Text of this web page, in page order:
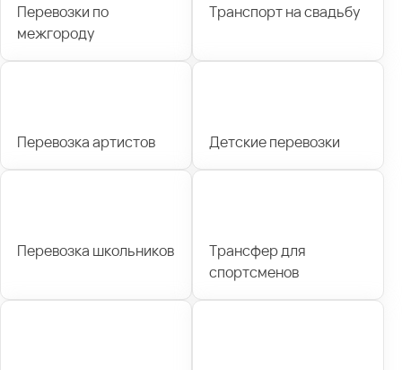
Перевозки по
межгороду
Транспорт на свадьбу
Перевозка артистов Детские перевозки
Перевозка школьников
Трансфер для
спортсменов